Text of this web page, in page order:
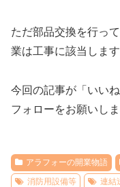
ただ部品交換を行っ
業は工事に該当しま
今回の記事が「いい
フォローをお願いしま
アラフォーの開業物語
消防用設備等
連結